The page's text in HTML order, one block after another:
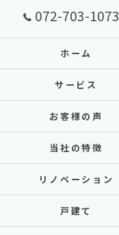
072-703-1073
ホーム
サービス
お客様の声
当社の特徴
リノベーション
戸建て